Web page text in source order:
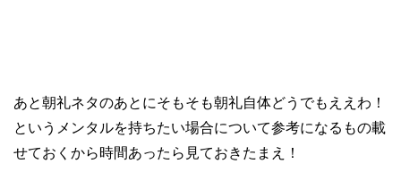
あと朝礼ネタのあとにそもそも朝礼自体どうでもええわ！
というメンタルを持ちたい場合について参考になるもの載
せておくから時間あったら見ておきたまえ！